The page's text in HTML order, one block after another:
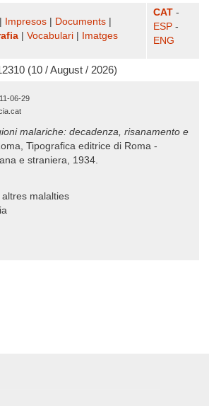
Impresos Documents
Vocabulari Imatges
CAT -
ESP -
ENG
(10 / August / 2026)
06-29
malariche: decadenza, risanamento e
Tipografica editrice di Roma -
e straniera, 1934.
malalties